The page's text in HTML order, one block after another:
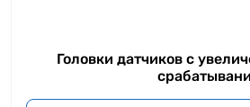
Головки датчиков с